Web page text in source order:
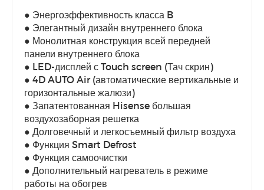
● Энергоэффективность класса B
● Элегантный дизайн внутреннего блока
● Монолитная конструкция всей передней
панели внутреннего блока
● LED-дисплей с Touch screen (Тач скрин)
● 4D AUTO Air (автоматические вертикальные и
горизонтальные жалюзи)
● Запатентованная Hisense большая
воздухозаборная решетка
● Долговечный и легкосъемный фильтр воздуха
● Функция Smart Defrost
● Функция самоочистки
● Дополнительный нагреватель в режиме
работы на обогрев